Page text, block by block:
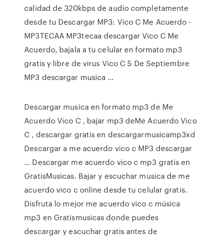
calidad de 320kbps de audio completamente
desde tu Descargar MP3: Vico C Me Acuerdo -
MP3TECAA MP3tecaa descargar Vico C Me
Acuerdo, bajala a tu celular en formato mp3
gratis y libre de virus Vico C 5 De Septiembre
MP3 descargar musica …
Descargar musica en formato mp3 de Me
Acuerdo Vico C , bajar mp3 deMe Acuerdo Vico
C , descargar gratis en descargarmusicamp3xd
Descargar a me acuerdo vico c MP3 descargar
… Descargar me acuerdo vico c mp3 gratis en
GratisMusicas. Bajar y escuchar musica de me
acuerdo vico c online desde tu celular gratis.
Disfruta lo mejor me acuerdo vico c música
mp3 en Gratismusicas donde puedes
descargar y escuchar gratis antes de